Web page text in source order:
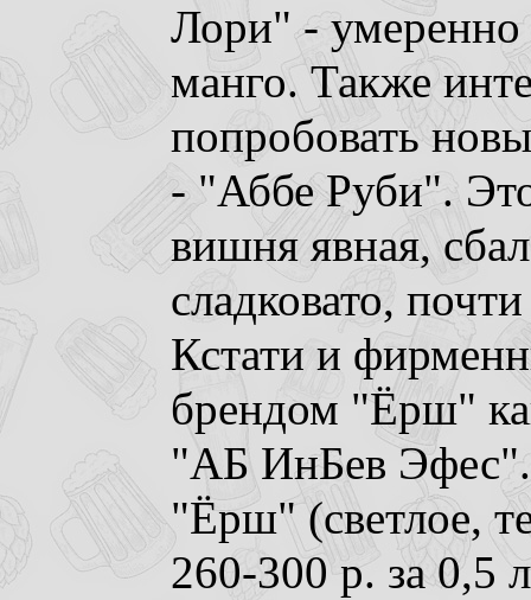
Лори" - умеренно
манго. Также
попробовать
- "Аббе Руби".
вишня явная,
сладковато,
Кстати и
брендом "Ёрш"
"АБ ИнБев
"Ёрш" (светлое,
260-300 р. за 0,5